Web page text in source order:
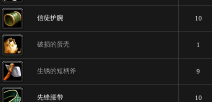
信徒护腕 10
破损的蛋壳 1
生锈的短柄斧 9
先锋腰带 10